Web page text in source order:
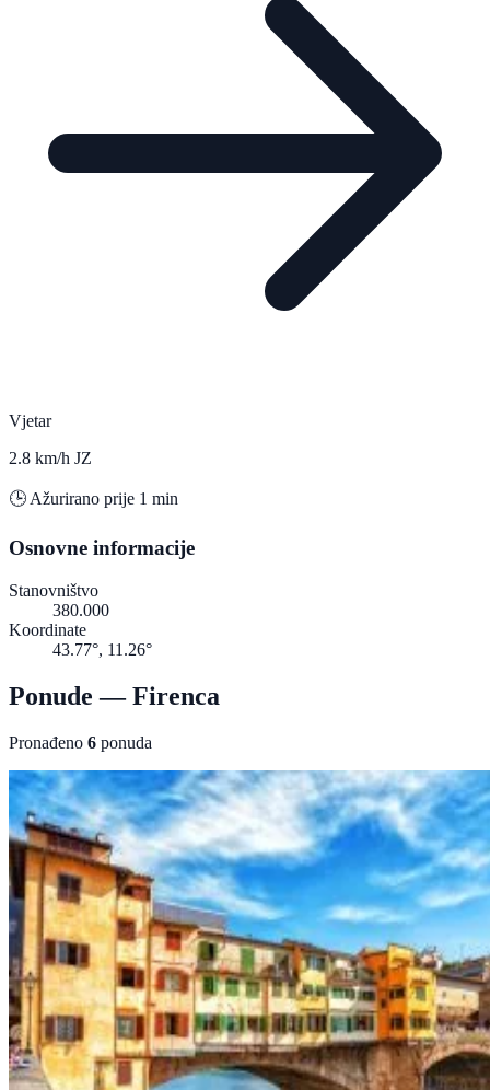
Vjetar
2.8 km/h JZ
🕒 Ažurirano prije 1 min
Osnovne informacije
Stanovništvo
380.000
Koordinate
43.77°, 11.26°
Ponude — Firenca
Pronađeno 6 ponuda